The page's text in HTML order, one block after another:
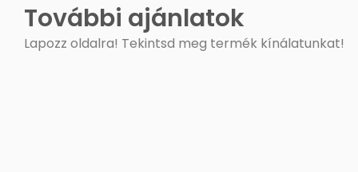
További ajánlatok
Lapozz oldalra! Tekintsd meg termék kínálatunkat!